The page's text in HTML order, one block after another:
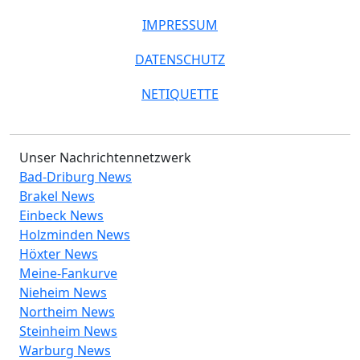
IMPRESSUM
DATENSCHUTZ
NETIQUETTE
Unser Nachrichtennetzwerk
Bad-Driburg News
Brakel News
Einbeck News
Holzminden News
Höxter News
Meine-Fankurve
Nieheim News
Northeim News
Steinheim News
Warburg News